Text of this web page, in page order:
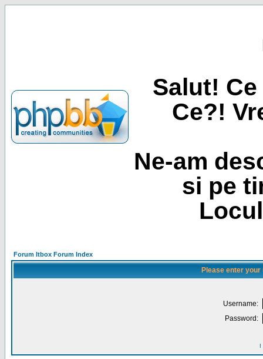
Salut!
Ce?!
Ne-am
si pe
Forum Itbox Forum Index
Please enter
Username:
Password:
I